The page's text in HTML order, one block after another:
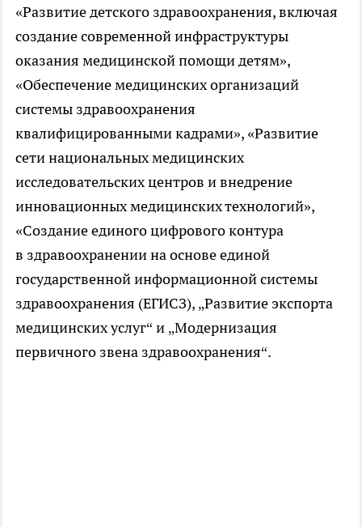
«Развитие детского здравоохранения, включая
создание современной инфраструктуры
оказания медицинской помощи детям»,
«Обеспечение медицинских организаций
системы здравоохранения
квалифицированными кадрами», «Развитие
сети национальных медицинских
исследовательских центров и внедрение
инновационных медицинских технологий»,
«Создание единого цифрового контура
в здравоохранении на основе единой
государственной информационной системы
здравоохранения (ЕГИСЗ), „Развитие экспорта
медицинских услуг“ и „Модернизация
первичного звена здравоохранения“.